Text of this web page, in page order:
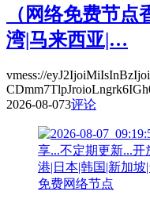
（网络免费节点
湾|马来西亚|…
vmess://
2026-08-073评论
免费网络节点